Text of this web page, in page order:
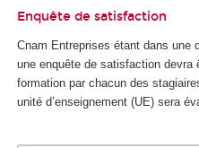
Enquête de satisfaction
Cnam Entreprises étant dans une
une enquête de satisfaction devra
formation par chacun des
unité d’enseignement (UE) sera